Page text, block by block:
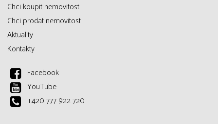
Chci koupit nemovitost
Chci prodat nemovitost
Aktuality
Kontakty
Facebook
YouTube
+420 777 922 720